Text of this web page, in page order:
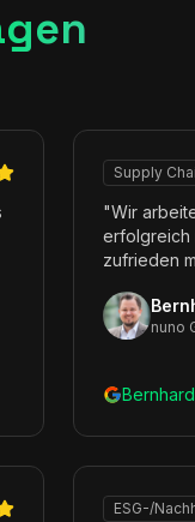
Supply
"Wir
erfolgreich
zufrieden
nuno
ESG-/